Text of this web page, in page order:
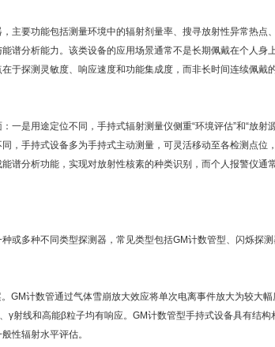
主要功能包括测量环境中的辐射剂量率、搜寻放射性异常热点
谱分析能力。该类设备的应用场景通常不是长期佩戴在个人身
于探测灵敏度、响应速度和功能集成度，而非长时间连续佩戴
一是用途定位不同，手持式辐射测量仪侧重“环境评估”和“放射
，手持式设备多为手持式主动测量，可灵活移动至各检测点位
谱分析功能，实现对放射性核素的种类识别，而个人报警仪通
或多种不同类型探测器，常见类型包括GM计数管型、闪烁探测
GM计数管通过气体雪崩放大效应将单次电离事件放大为较大幅
γ射线和高能β粒子均有响应。GM计数管型手持式设备具有结构
性辐射水平评估。